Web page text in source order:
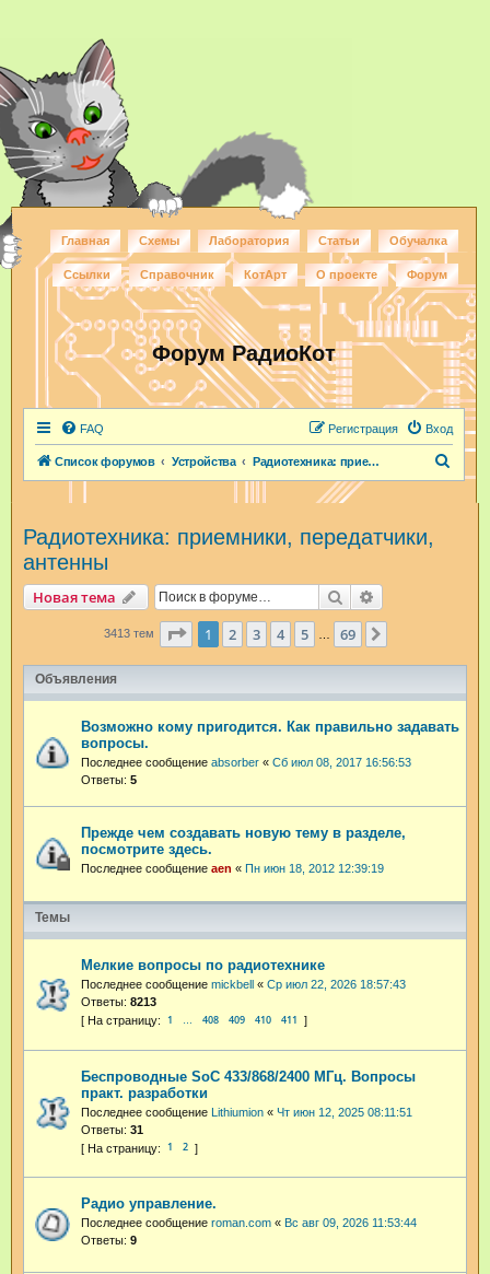
Главная Схемы Лаборатория Статьи Обучалка
Ссылки Справочник КотАрт О проекте Форум
Форум РадиоКот
FAQ Вход
Регистрация
Список форумов Устройства Радиотехника: приемники, передатчики, антенны
Радиотехника: приемники, передатчики,
антенны
Новая тема Поиск
3413 тем Страница из 69
1 2 3 4 5 69
Объявления
Возможно кому пригодится. Как правильно задавать
вопросы.
Последнее сообщение absorber « Сб июл 08, 2017 16:56:53
Ответы: 5
Прежде чем создавать новую тему в разделе,
посмотрите здесь.
Последнее сообщение aen « Пн июн 18, 2012 12:39:19
Темы
Мелкие вопросы по радиотехнике
Последнее сообщение mickbell « Ср июл 22, 2026 18:57:43
Ответы: 8213
1 … 408 409 410 411
Беспроводные SoC 433/868/2400 МГц. Вопросы
практ. разработки
Последнее сообщение Lithiumion « Чт июн 12, 2025 08:11:51
Ответы: 31
1 2
Радио управление.
Последнее сообщение roman.com « Вс авг 09, 2026 11:53:44
Ответы: 9